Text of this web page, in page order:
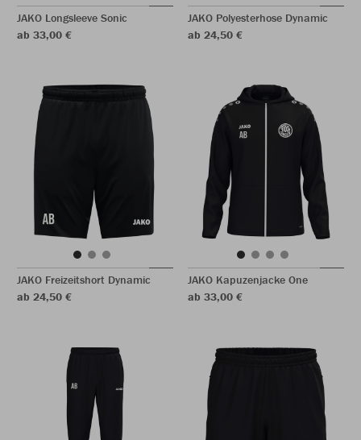
JAKO Longsleeve Sonic
ab 33,00 €
JAKO Polyesterhose Dynamic
ab 24,50 €
JAKO Freizeitshort Dynamic
ab 24,50 €
JAKO Kapuzenjacke One
ab 33,00 €